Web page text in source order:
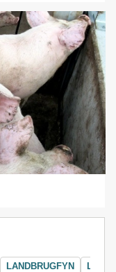
LANDBRUGFYN